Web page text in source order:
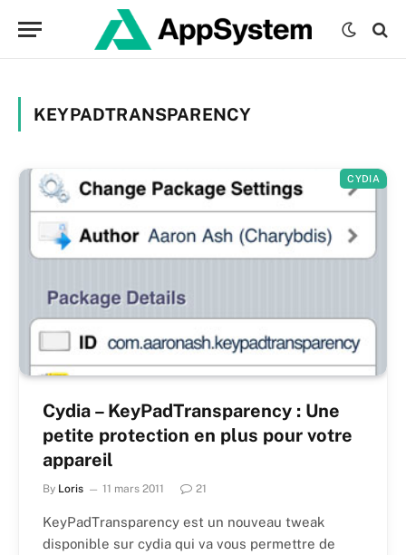
KEYPADTRANSPARENCY
CYDIA
Cydia – KeyPadTransparency : Une
petite protection en plus pour votre
appareil
By Loris 11 mars 2011 21
KeyPadTransparency est un nouveau tweak
disponible sur cydia qui va vous permettre de